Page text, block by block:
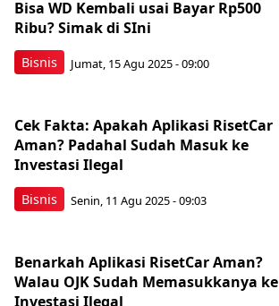
Bisnis
Bisa WD Kembali usai Bayar Rp500
Ribu? Simak di SIni
Jumat, 15 Agu 2025 - 09:00
Bisnis
Cek Fakta: Apakah Aplikasi RisetCar
Aman? Padahal Sudah Masuk ke
Investasi Ilegal
Senin, 11 Agu 2025 - 09:03
Benarkah Aplikasi RisetCar Aman?
Walau OJK Sudah Memasukkanya ke
Investasi Ilegal